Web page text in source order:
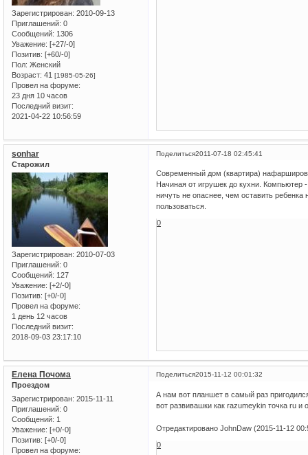
Зарегистрирован: 2010-09-13
Приглашений: 0
Сообщений: 1306
Уважение: [+27/-0]
Позитив: [+60/-0]
Пол: Женский
Возраст: 41 [1985-05-26]
Провел на форуме:
23 дня 10 часов
Последний визит:
2021-04-22 10:56:59
Поделиться2011-07-18 02:45:41
sonhar
Старожил
Зарегистрирован: 2010-07-03
Приглашений: 0
Сообщений: 127
Уважение: [+2/-0]
Позитив: [+0/-0]
Провел на форуме:
1 день 12 часов
Последний визит:
2018-09-03 23:17:10
Современный дом (квартира)
Начиная от игрушек до кухни. Компьютер
ничуть не опаснее, чем оставить
пользоваться.
0
Поделиться2015-11-12 00:01:32
Елена Почома
Проездом
Зарегистрирован: 2015-11-11
Приглашений: 0
Сообщений: 1
Уважение: [+0/-0]
Позитив: [+0/-0]
Провел на форуме:
А нам вот планшет в самый раз
вот развивашки как razumeykin точка ru
Отредактировано JohnDaw (2015-11-12
0